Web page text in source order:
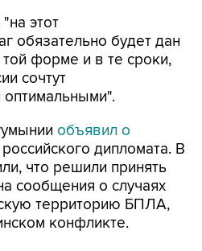
этот
обязательно будет дан
форме и в те сроки,
сочтут
объявил о
дипломата. В
что решили принять
сообщения о случаях
территорию БПЛА,
конфликте.